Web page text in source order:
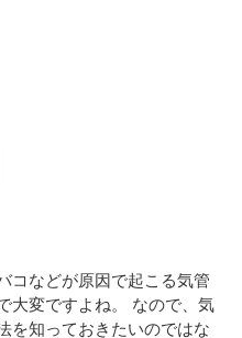
コなどが原因で起こる気管
大変ですよね。 なので、気
を知っておきたいのではな